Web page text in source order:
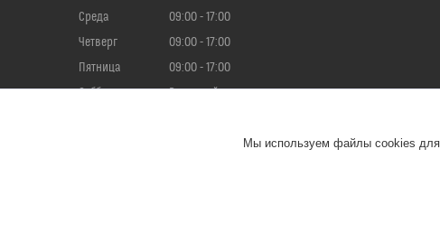
Среда
09:00
17:00
Четверг
09:00
17:00
Пятница
09:00
17:00
Суббота
Выходной
Мы используем файлы cookies для